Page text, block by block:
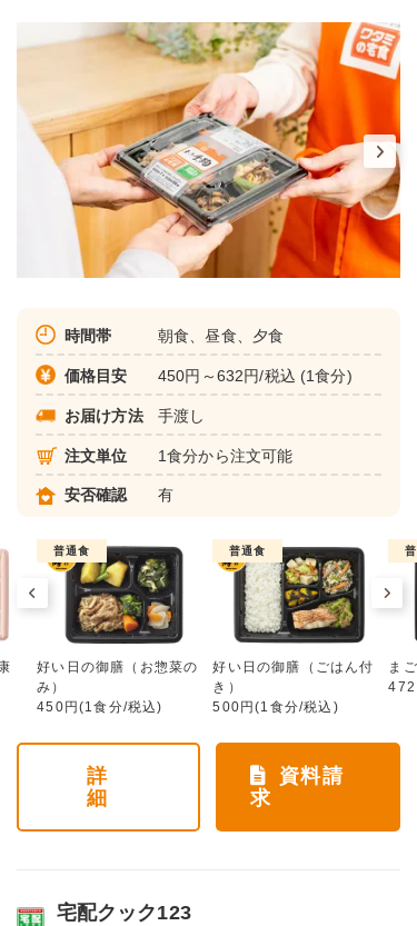
時間帯 朝食、昼食、夕食
価格目安 450円～632円/税込 (1食分)
お届け方法 手渡し
注文単位 1食分から注文可能
安否確認 有
普通食
好い日の御膳（お惣菜の
み）
450円(1食分/税込)
普通食
好い日の御膳（ごはん付
き）
500円(1食分/税込)
ま
詳
細
資料請
求
宅配クック123